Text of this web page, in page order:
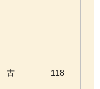
古 118